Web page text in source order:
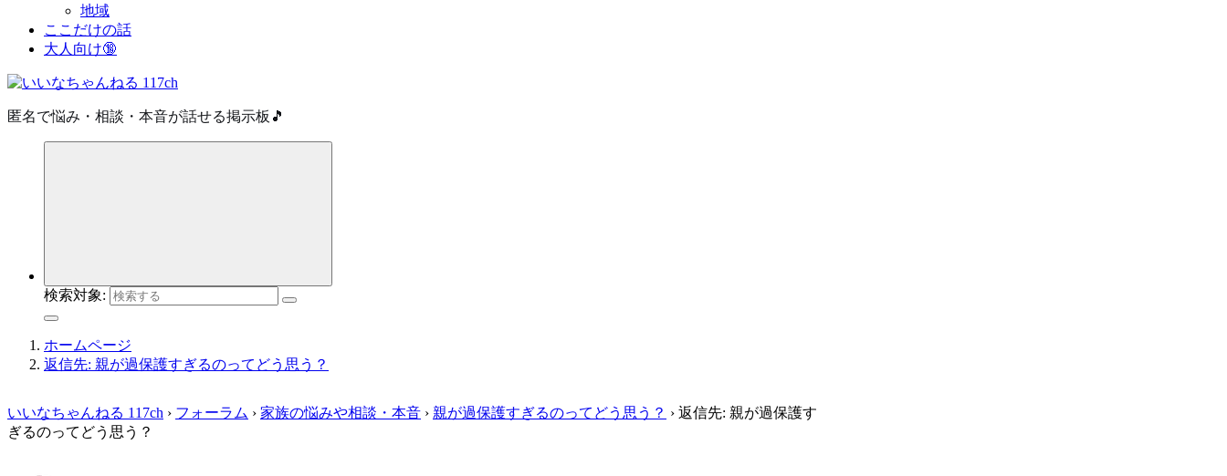
地域
ここだけの話
大人向け🔞
匿名で悩み・相談・本音が話せる掲示板🎵
検索対象:
ホームページ
返信先: 親が過保護すぎるのってどう思う？
いいなちゃんねる 117ch › フォーラム › 家族の悩みや相談・本音 › 親が過保護すぎるのってどう思う？ › 返信先: 親が過保護す
ぎるのってどう思う？